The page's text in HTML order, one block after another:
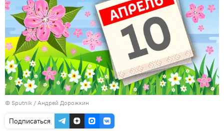
© Sputnik / Андрей Дорожкин
Подписаться